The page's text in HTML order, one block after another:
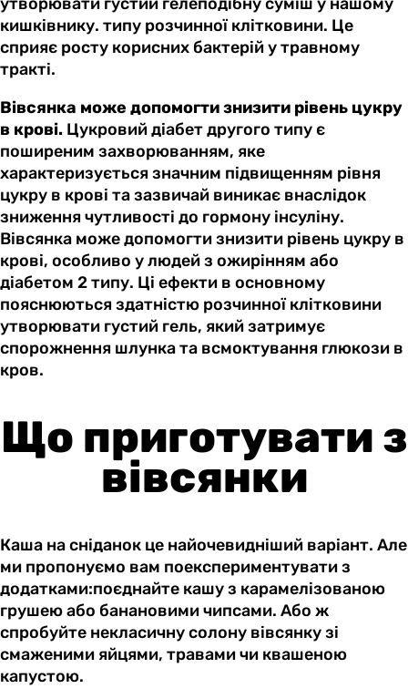
утворювати густий гелеподібну суміш у нашому
кишківнику. типу розчинної клітковини. Це
сприяє росту корисних бактерій у травному
тракті.
Вівсянка може допомогти знизити рівень цукру
в крові. Цукровий діабет другого типу є
поширеним захворюванням, яке
характеризується значним підвищенням рівня
цукру в крові та зазвичай виникає внаслідок
зниження чутливості до гормону інсуліну.
Вівсянка може допомогти знизити рівень цукру в
крові, особливо у людей з ожирінням або
діабетом 2 типу. Ці ефекти в основному
пояснюються здатністю розчинної клітковини
утворювати густий гель, який затримує
спорожнення шлунка та всмоктування глюкози в
кров.
Що приготувати з
вівсянки
Каша на сніданок це найочевидніший варіант. Але
ми пропонуємо вам поекспериментувати з
додатками:поєднайте кашу з карамелізованою
грушею або банановими чипсами. Або ж
спробуйте некласичну солону вівсянку зі
смаженими яйцями, травами чи квашеною
капустою.